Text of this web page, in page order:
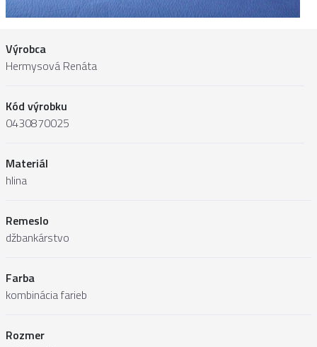
Výrobca
Hermysová Renáta
Kód výrobku
0430870025
Materiál
hlina
Remeslo
džbankárstvo
Farba
kombinácia farieb
Rozmer